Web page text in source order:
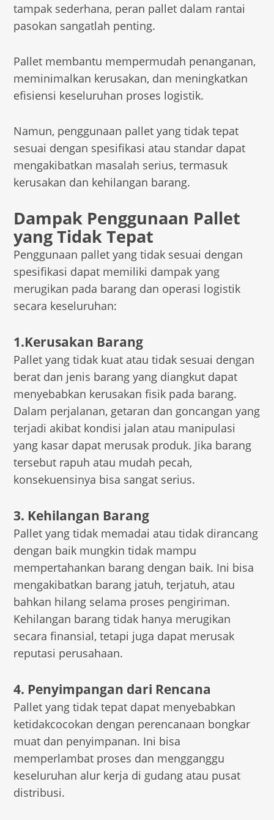
tampak sederhana, peran pallet dalam rantai
pasokan sangatlah penting.
Pallet membantu mempermudah penanganan,
meminimalkan kerusakan, dan meningkatkan
efisiensi keseluruhan proses logistik.
Namun, penggunaan pallet yang tidak tepat
sesuai dengan spesifikasi atau standar dapat
mengakibatkan masalah serius, termasuk
kerusakan dan kehilangan barang.
Dampak Penggunaan Pallet
yang Tidak Tepat
Penggunaan pallet yang tidak sesuai dengan
spesifikasi dapat memiliki dampak yang
merugikan pada barang dan operasi logistik
secara keseluruhan:
1.Kerusakan Barang
Pallet yang tidak kuat atau tidak sesuai dengan
berat dan jenis barang yang diangkut dapat
menyebabkan kerusakan fisik pada barang.
Dalam perjalanan, getaran dan goncangan yang
terjadi akibat kondisi jalan atau manipulasi
yang kasar dapat merusak produk. Jika barang
tersebut rapuh atau mudah pecah,
konsekuensinya bisa sangat serius.
3. Kehilangan Barang
Pallet yang tidak memadai atau tidak dirancang
dengan baik mungkin tidak mampu
mempertahankan barang dengan baik. Ini bisa
mengakibatkan barang jatuh, terjatuh, atau
bahkan hilang selama proses pengiriman.
Kehilangan barang tidak hanya merugikan
secara finansial, tetapi juga dapat merusak
reputasi perusahaan.
4. Penyimpangan dari Rencana
Pallet yang tidak tepat dapat menyebabkan
ketidakcocokan dengan perencanaan bongkar
muat dan penyimpanan. Ini bisa
memperlambat proses dan mengganggu
keseluruhan alur kerja di gudang atau pusat
distribusi.